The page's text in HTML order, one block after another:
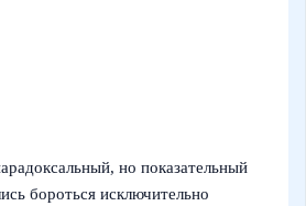
но показательный
бороться исключительно